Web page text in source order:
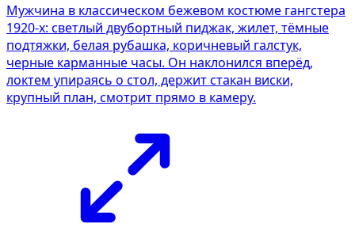
Мужчина в классическом бежевом костюме гангстера
1920-х: светлый двубортный пиджак, жилет, тёмные
подтяжки, белая рубашка, коричневый галстук,
черные карманные часы. Он наклонился вперёд,
локтем упираясь о стол, держит стакан виски,
крупный план, смотрит прямо в камеру.